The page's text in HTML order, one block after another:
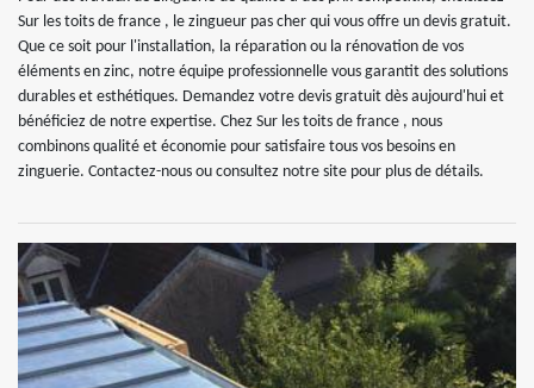
Sur les toits de france , le zingueur pas cher qui vous offre un devis gratuit.
Que ce soit pour l'installation, la réparation ou la rénovation de vos
éléments en zinc, notre équipe professionnelle vous garantit des solutions
durables et esthétiques. Demandez votre devis gratuit dès aujourd'hui et
bénéficiez de notre expertise. Chez Sur les toits de france , nous
combinons qualité et économie pour satisfaire tous vos besoins en
zinguerie. Contactez-nous ou consultez notre site pour plus de détails.